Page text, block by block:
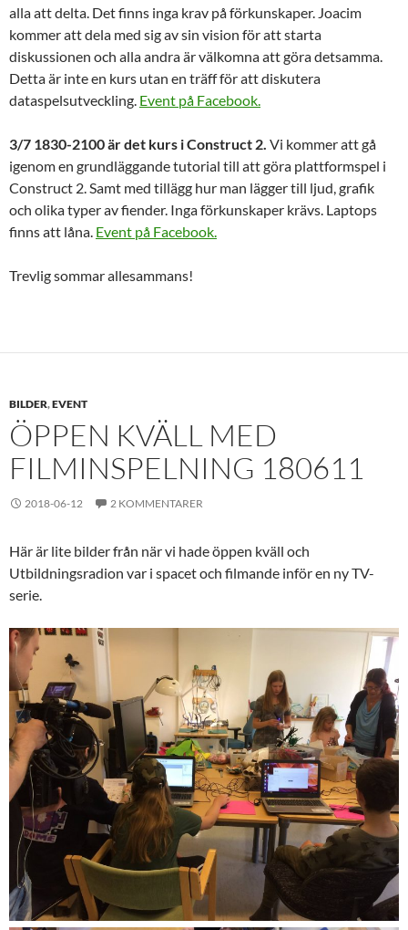
alla att delta. Det finns inga krav på förkunskaper. Joacim
kommer att dela med sig av sin vision för att starta
diskussionen och alla andra är välkomna att göra detsamma.
Detta är inte en kurs utan en träff för att diskutera
dataspelsutveckling. Event på Facebook.
3/7 1830-2100 är det kurs i Construct 2. Vi kommer att gå
igenom en grundläggande tutorial till att göra plattformspel i
Construct 2. Samt med tillägg hur man lägger till ljud, grafik
och olika typer av fiender. Inga förkunskaper krävs. Laptops
finns att låna. Event på Facebook.
Trevlig sommar allesammans!
BILDER,EVENT
ÖPPEN KVÄLL MED
FILMINSPELNING 180611
2018-06-12 2 KOMMENTARER
Här är lite bilder från när vi hade öppen kväll och
Utbildningsradion var i spacet och filmande inför en ny TV-
serie.